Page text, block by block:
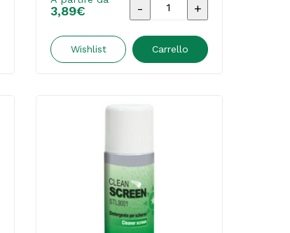
3,89€
Aria
-
quantità
Wishlist Carrello